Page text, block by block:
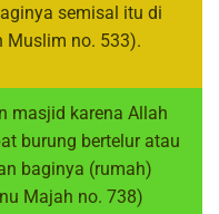
semisal itu di
Muslim no. 533).
masjid karena Allah
burung bertelur atau
baginya (rumah)
Majah no. 738)